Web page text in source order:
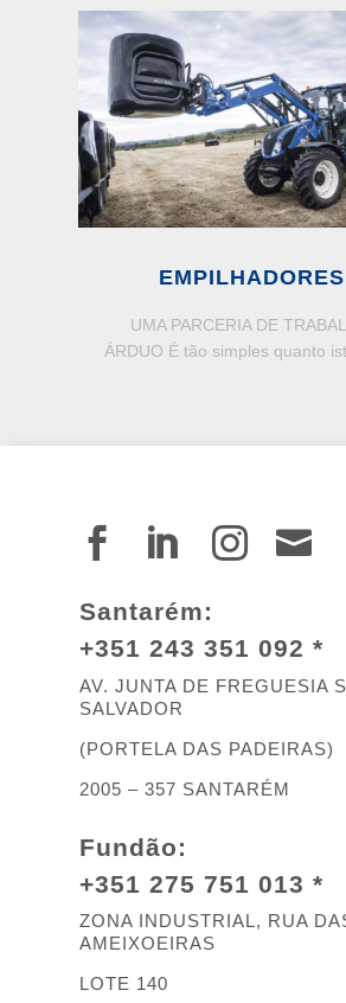
EMPILHADORES
FRONTAIS
UMA PARCERIA DE
ÁRDUO É tão simples quanto
   
Santarém:
+351 243 351 092 *
AV. JUNTA DE FREGUESIA
SALVADOR
(PORTELA DAS PADEIRAS)
2005 – 357 SANTARÉM
Fundão:
+351 275 751 013 *
ZONA INDUSTRIAL, RUA
AMEIXOEIRAS
LOTE 140